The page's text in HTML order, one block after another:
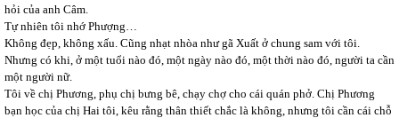
hỏi của anh Câm.
Tự nhiên tôi nhớ Phượng…
Không đẹp, không xấu. Cũng nhạt nhòa như gã Xuất ở chung sam với tôi.
Nhưng có khi, ở một tuổi nào đó, một ngày nào đó, một thời nào đó, người ta cần
một người nữ.
Tôi về chị Phương, phụ chị bưng bê, chạy chợ cho cái quán phở. Chị Phương
bạn học của chị Hai tôi, kêu rằng thân thiết chắc là không, nhưng tôi cần cái chỗ